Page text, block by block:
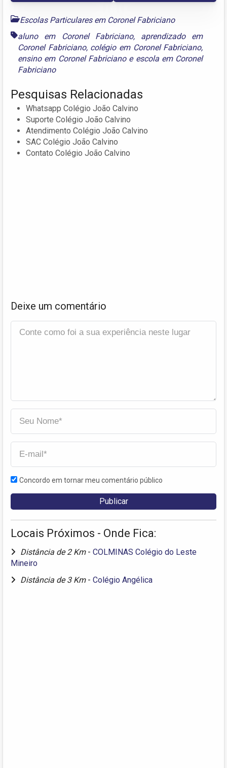
Escolas Particulares em Coronel Fabriciano
aluno em Coronel Fabriciano, aprendizado em
Coronel Fabriciano, colégio em Coronel Fabriciano,
ensino em Coronel Fabricianoe escola em Coronel
Fabriciano
Pesquisas Relacionadas
Whatsapp Colégio João Calvino
Suporte Colégio João Calvino
Atendimento Colégio João Calvino
SAC Colégio João Calvino
Contato Colégio João Calvino
Deixe um comentário
Concordo em tornar meu comentário público
Locais Próximos - Onde Fica:
Distância de 2 Km - COLMINAS Colégio do Leste
Mineiro
Distância de 3 Km - Colégio Angélica